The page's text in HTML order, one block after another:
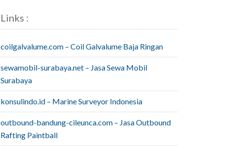
Links :
coilgalvalume.com – Coil Galvalume Baja Ringan
sewamobil-surabaya.net – Jasa Sewa Mobil
Surabaya
konsulindo.id – Marine Surveyor Indonesia
outbound-bandung-cileunca.com – Jasa Outbound
Rafting Paintball